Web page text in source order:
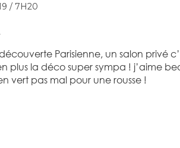
/ 7H20
Parisienne, un salon privé
plus la déco super sympa ! j’aime
vert pas mal pour une rousse !